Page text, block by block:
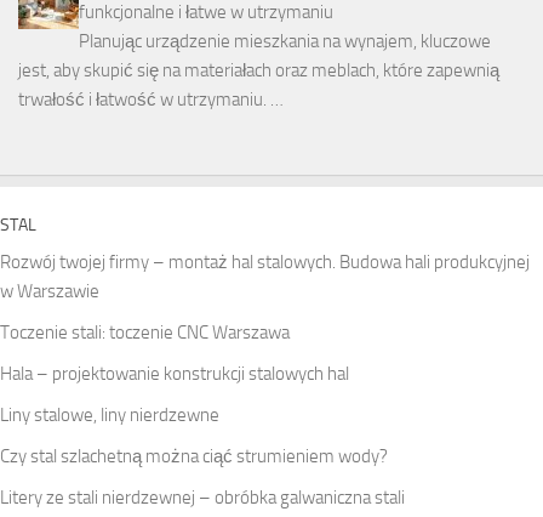
funkcjonalne i łatwe w utrzymaniu
Planując urządzenie mieszkania na wynajem, kluczowe
jest, aby skupić się na materiałach oraz meblach, które zapewnią
trwałość i łatwość w utrzymaniu. …
STAL
Rozwój twojej firmy – montaż hal stalowych. Budowa hali produkcyjnej
w Warszawie
Toczenie stali: toczenie CNC Warszawa
Hala – projektowanie konstrukcji stalowych hal
Liny stalowe, liny nierdzewne
Czy stal szlachetną można ciąć strumieniem wody?
Litery ze stali nierdzewnej – obróbka galwaniczna stali